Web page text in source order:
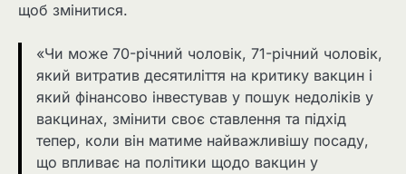
щоб змінитися.
«Чи може 70-річний чоловік, 71-річний чоловік,
який витратив десятиліття на критику вакцин і
який фінансово інвестував у пошук недоліків у
вакцинах, змінити своє ставлення та підхід
тепер, коли він матиме найважливішу посаду,
що впливає на політики щодо вакцин у